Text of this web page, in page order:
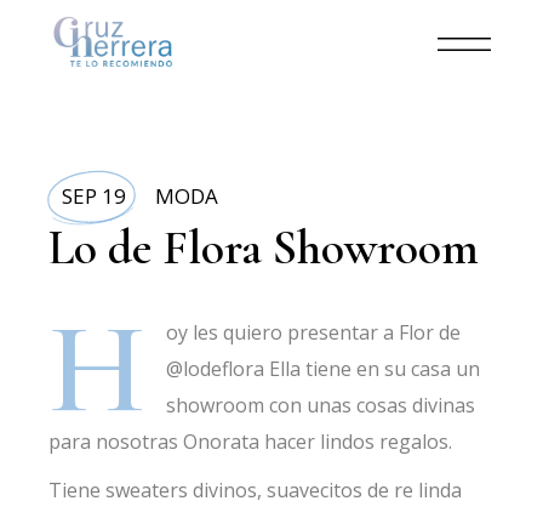
SEP 19 MODA
Lo de Flora Showroom
H
oy les quiero presentar a Flor de
@lodeflora Ella tiene en su casa un
showroom con unas cosas divinas
para nosotras Onorata hacer lindos regalos.
Tiene sweaters divinos, suavecitos de re linda